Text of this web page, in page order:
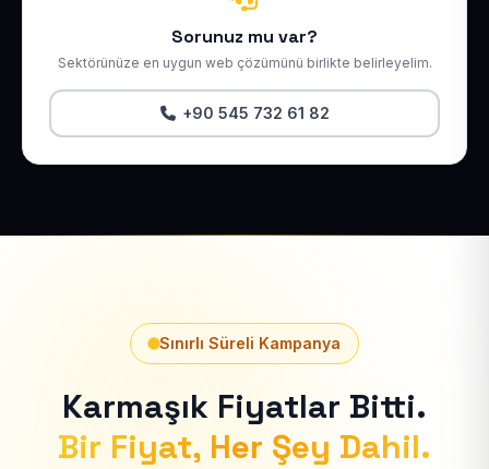
Sorunuz mu var?
Sektörünüze en uygun web çözümünü birlikte belirleyelim.
+90 545 732 61 82
Sınırlı Süreli Kampanya
Karmaşık Fiyatlar Bitti.
Bir Fiyat, Her Şey Dahil.